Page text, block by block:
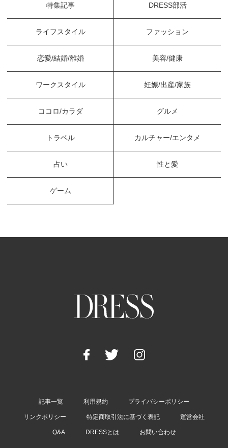
特集記事 DRESS部活
ライフスタイル ファッション
恋愛/結婚/離婚 美容/健康
ワークスタイル 妊娠/出産/家族
ココロ/カラダ グルメ
トラベル カルチャー/エンタメ
占い 性と愛
ゲーム
記事一覧 利用規約 プライバシーポリシー
リンクポリシー 特定商取引法に基づく表記 運営会社
Q&A DRESSとは お問い合わせ